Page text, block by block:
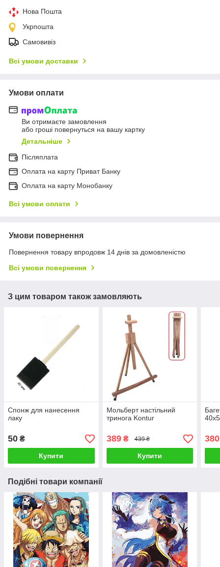
Нова Пошта
Укрпошта
Самовивіз
Всі умови доставки
Умови оплати
Ви отримаєте замовлення
або гроші повернуться на вашу картку
Детальніше
Післяплата
Оплата на карту Приват Банку
Оплата на карту Монобанку
Всі умови оплати
Умови повернення
Повернення товару впродовж 14 днів за домовленістю
Всі умови повернення
З цим товаром також замовляють
Спонж для нанесення
лаку
50 ₴
Купити
Мольберт настільний
тринога Kontur
389₴ 439 ₴
Купити
380
Подібні товари компанії